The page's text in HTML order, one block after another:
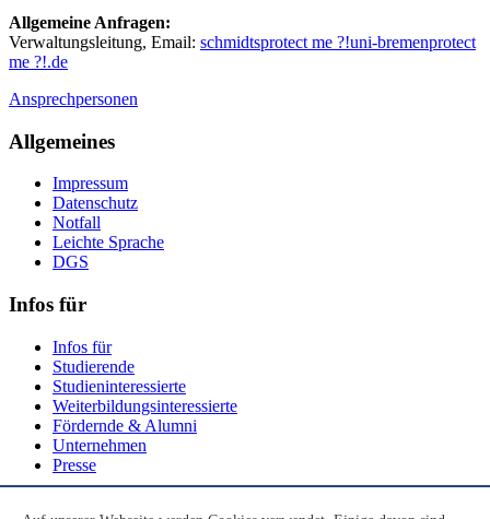
Allgemeine Anfragen:
Verwaltungsleitung, Email: schmidtsprotect me ?!uni-bremenprotect
me ?!.de
Ansprechpersonen
Allgemeines
Impressum
Datenschutz
Notfall
Leichte Sprache
DGS
Infos für
Infos für
Studierende
Studieninteressierte
Weiterbildungsinteressierte
Fördernde & Alumni
Unternehmen
Presse